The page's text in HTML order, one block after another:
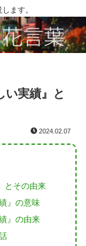
ます。
い実績』と
2024.02.07
とその由来
』の意味
』の由来